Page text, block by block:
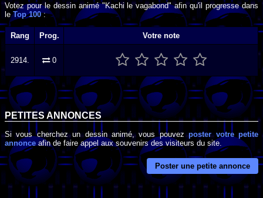
Votez pour le dessin animé "Kachi le vagabond" afin qu'il progresse dans
leTop 100:
Rang Prog. Votre note
2914. 0
PETITES ANNONCES
Si vous cherchez un dessin animé, vous pouvezposter votre petite
annonce afin de faire appel aux souvenirs des visiteurs du site.
Poster une petite annonce